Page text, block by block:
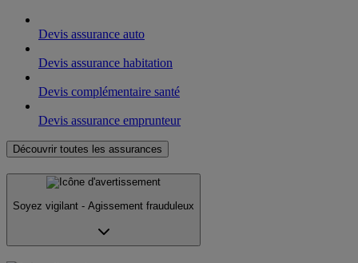
Devis assurance auto
Devis assurance habitation
Devis complémentaire santé
Devis assurance emprunteur
Découvrir toutes les assurances
Soyez vigilant - Agissement frauduleux